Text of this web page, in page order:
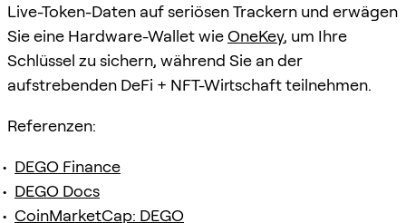
Live-Token-Daten auf seriösen Trackern und erwägen
Sie eine Hardware-Wallet wieOneKey, um Ihre
Schlüssel zu sichern, während Sie an der
aufstrebenden DeFi + NFT-Wirtschaft teilnehmen.
Referenzen:
DEGO Finance
DEGO Docs
CoinMarketCap: DEGO